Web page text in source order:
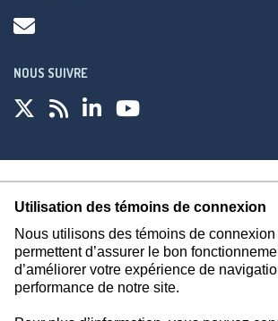
NOUS SUIVRE
À propos Accessibilité Plan du site
© Gouvernement du Québec, 2026
Utilisation des témoins de connexion
Nous utilisons des témoins de
permettent d’assurer le bon
d’améliorer votre expérience de
performance de notre site.